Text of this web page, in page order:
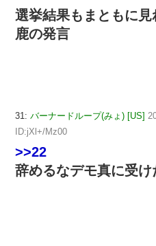
選挙結果もまともに
鹿の発言
31: バーナードループ(みょ) [US]
ID:jXl+/Mz00
>>22
辞めるなデモ真に受け